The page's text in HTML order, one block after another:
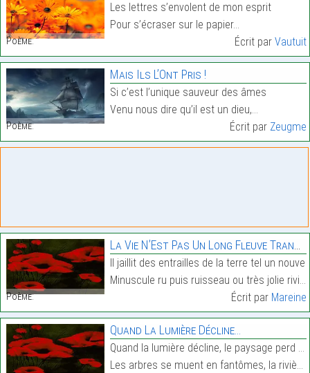
Poème:
Les lettres s’envolent de mon esprit
Pour s’écraser sur le papier…
Écrit par Vautuit
Poème:
Mais Ils L’Ont Pris !
Si c’est l’unique sauveur des âmes
Venu nous dire qu’il est un dieu,…
Écrit par Zeugme
Poème:
La Vie N’Est Pas Un Long Fleuve Tranquille
Il jaillit des entrailles de la terre tel un nouve
Minuscule ru puis ruisseau ou très jolie rivière,…
Écrit par Mareine
Quand La Lumière Décline…
Quand la lumière décline, le paysage perd son âme,
Les arbres se muent en fantômes, la rivière n’a pl…